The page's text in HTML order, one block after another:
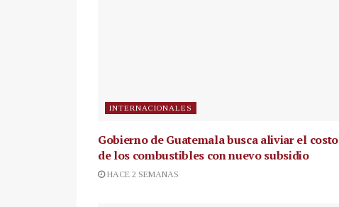
INTERNACIONALES
Gobierno de Guatemala busca aliviar el costo
de los combustibles con nuevo subsidio
HACE 2 SEMANAS